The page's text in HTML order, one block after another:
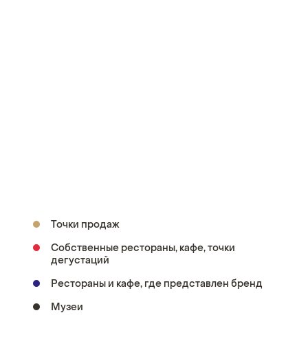
Точки продаж
Собственные рестораны, кафе, точки
дегустаций
Рестораны и кафе, где представлен бренд
Музеи